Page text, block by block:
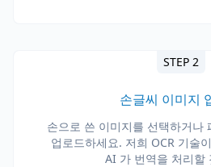
STEP 2
손글씨 이미지
손으로 쓴 이미지를 선택하거나
업로드하세요. 저희 OCR 기술
AI 가 번역을 처리할